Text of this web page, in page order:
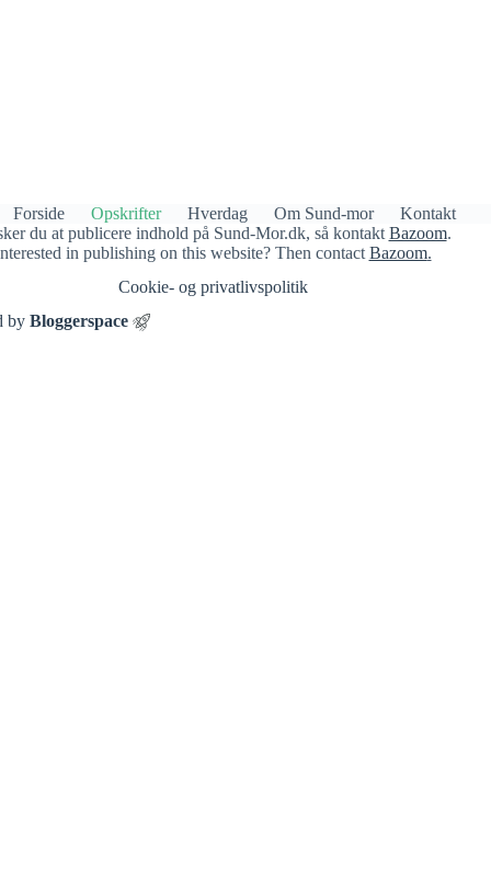
Forside Opskrifter Hverdag Om Sund-mor
Kontakt
du at publicere indhold på Sund-Mor.dk, så kontakt Bazoom.
in publishing on this website? Then contact Bazoom.
Cookie- og privatlivspolitik​
by Bloggerspace